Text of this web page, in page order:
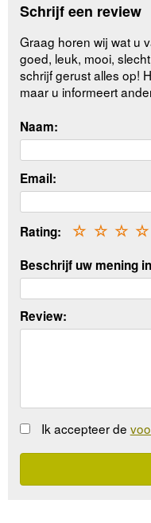
Schrijf een review
Graag horen wij wat u
goed, leuk, mooi,
schrijf gerust alles op!
maar u informeert
Naam:
Email:
Rating: ☆
☆
☆
☆
Beschrijf uw mening
Review:
Ik accepteer de